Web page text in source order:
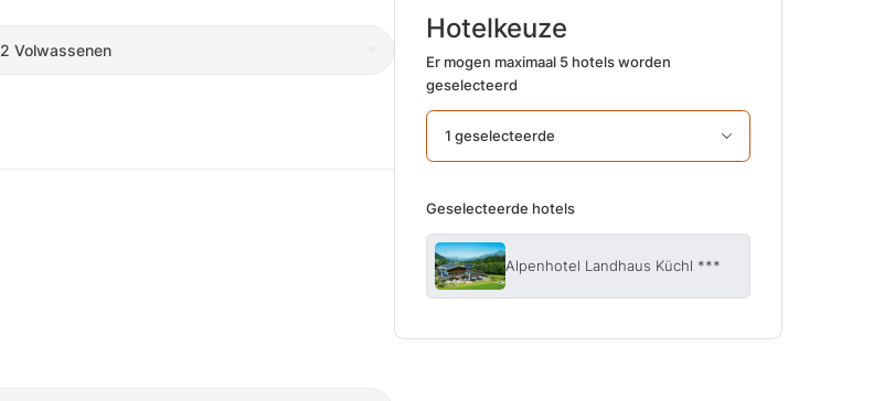
2 Volwassenen
Hotelkeuze
Er mogen maximaal 5 hotels worden
geselecteerd
1 geselecteerde
Geselecteerde hotels
Alpenhotel Landhaus Küchl ***